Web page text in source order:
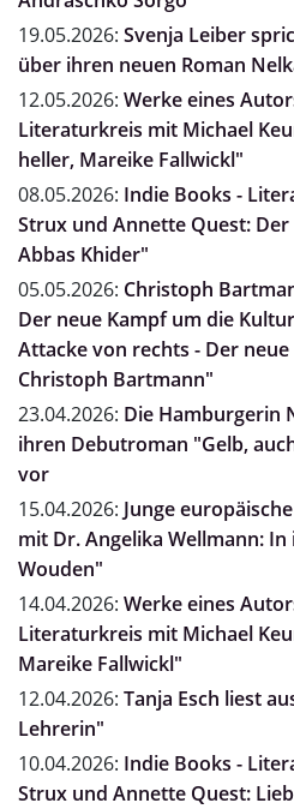
19.05.2026: Svenja Leiber
über ihren neuen Roman
12.05.2026: Werke eines
Literaturkreis mit Michael
heller, Mareike Fallwickl"
08.05.2026: Indie Books -
Strux und Annette Quest:
Abbas Khider"
05.05.2026: Christoph
Der neue Kampf um die
Attacke von rechts - Der
Christoph Bartmann"
23.04.2026: Die Hamburgerin
ihren Debutroman "Gelb,
vor
15.04.2026: Junge
mit Dr. Angelika Wellmann:
Wouden"
14.04.2026: Werke eines
Literaturkreis mit Michael
Mareike Fallwickl"
12.04.2026: Tanja Esch liest
Lehrerin"
10.04.2026: Indie Books -
Strux und Annette Quest: